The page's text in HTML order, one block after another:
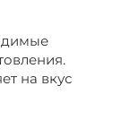
на вкус